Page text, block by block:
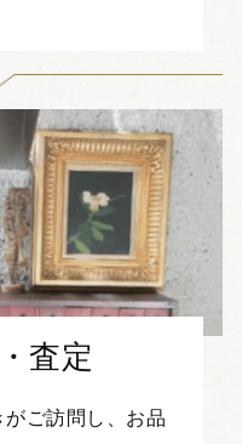
査定
ご訪問し、お品